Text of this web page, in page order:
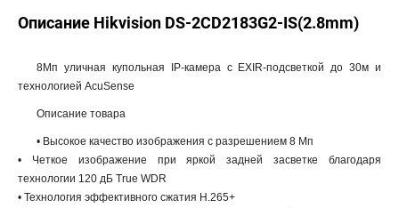
Описание Hikvision DS-2CD2183G2-IS(2.8mm)
8Мп уличная купольная IP-камера с EXIR-подсветкой до 30м и
технологией AcuSense
Описание товара
• Высокое качество изображения с разрешением 8 Мп
• Четкое изображение при яркой задней засветке благодаря
технологии 120 дБ True WDR
• Технология эффективного сжатия H.265+